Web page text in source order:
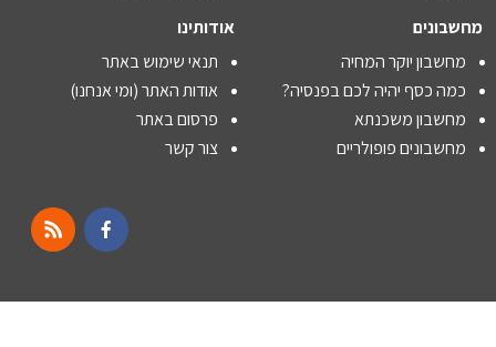
מחשבונים
מחשבון יוקר המחיה
כמה כסף יהיה לכם בפנסיה?
מחשבון משכנתא
מחשבונים פופולריים
אודותינו
תנאי שימוש באתר
אודות האתר (ומי אנחנו)
פרסום באתר
צור קשר